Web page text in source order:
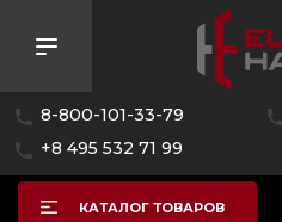
8-800-101-33-79
+8 495 532 71 99
КАТАЛОГ ТОВАРОВ